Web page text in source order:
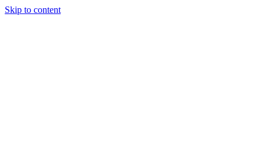
Skip to content